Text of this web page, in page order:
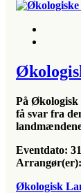
På Økologisk
få svar fra
Eventdato:
Arrangør(er):
Økologisk